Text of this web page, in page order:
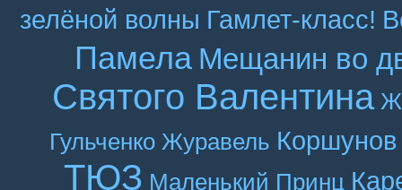
зелёной волны Гамлет-класс!
Памела Мещанин во
Святого Валентина
Гульченко Журавель Коршунов
ТЮЗ Маленький Принц